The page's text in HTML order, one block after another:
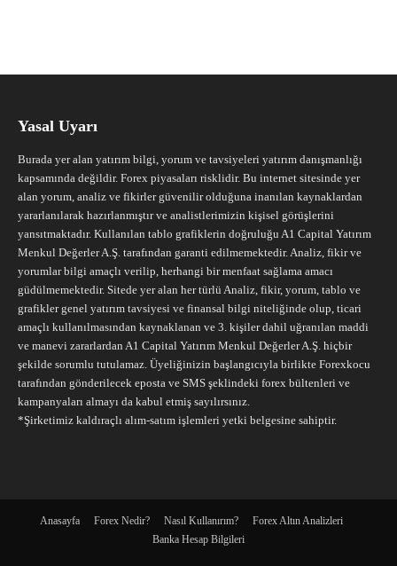
Yasal Uyarı
Burada yer alan yatırım bilgi, yorum ve tavsiyeleri yatırım danışmanlığı
kapsamında değildir. Forex piyasaları risklidir. Bu internet sitesinde yer
alan yorum, analiz ve fikirler güvenilir olduğuna inanılan kaynaklardan
yararlanılarak hazırlanmıştır ve analistlerimizin kişisel görüşlerini
yansıtmaktadır. Kullanılan tablo grafiklerin doğruluğu A1 Capital Yatırım
Menkul Değerler A.Ş. tarafından garanti edilmemektedir. Analiz, fikir ve
yorumlar bilgi amaçlı verilip, herhangi bir menfaat sağlama amacı
güdülmemektedir. Sitede yer alan her türlü Analiz, fikir, yorum, tablo ve
grafikler genel yatırım tavsiyesi ve finansal bilgi niteliğinde olup, ticari
amaçlı kullanılmasından kaynaklanan ve 3. kişiler dahil uğranılan maddi
ve manevi zararlardan A1 Capital Yatırım Menkul Değerler A.Ş. hiçbir
şekilde sorumlu tutulamaz. Üyeliğinizin başlangıcıyla birlikte Forexkocu
tarafından gönderilecek eposta ve SMS şeklindeki forex bültenleri ve
kampanyaları almayı da kabul etmiş sayılırsınız.
*Şirketimiz kaldıraçlı alım-satım işlemleri yetki belgesine sahiptir.
Anasayfa Forex Nedir? Nasıl Kullanırım?
Forex Altın Analizleri
Banka Hesap Bilgileri